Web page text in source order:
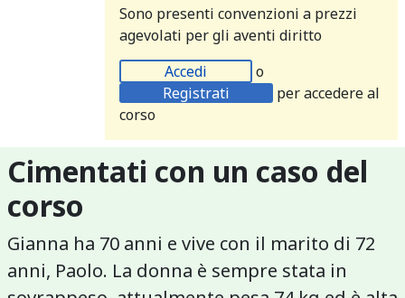
Sono presenti convenzioni a prezzi
agevolati per gli aventi diritto
Accedi
o
Registrati
per accedere al
corso
Cimentati con un caso del
corso
Gianna ha 70 anni e vive con il marito di 72
anni, Paolo. La donna è sempre stata in